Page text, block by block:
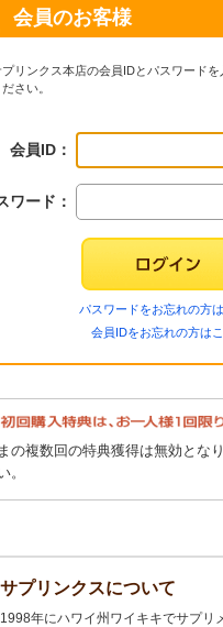
会員のお客様
プリンクス本店の会員IDとパスワード
ださい。
会員ID：
ワード：
パスワードをお忘れの方
会員IDをお忘れの方は
の複数回の特典獲得は無効とな
。
サプリンクスについて
1998年にハワイ州ワイキキでサプリ